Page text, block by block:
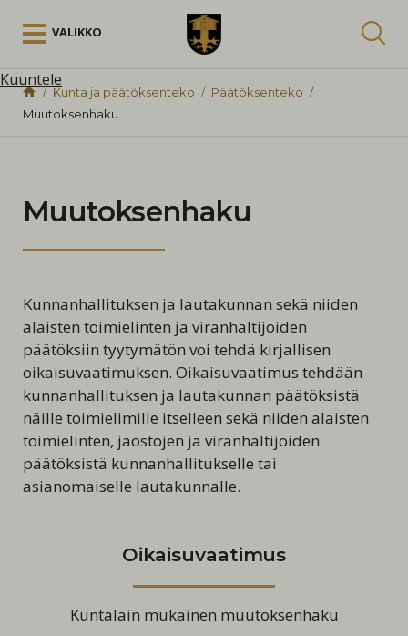
VALIKKO
Kuuntele
Kunta ja päätöksenteko
Päätöksenteko
Muutoksenhaku
Muutoksenhaku
Kunnanhallituksen ja lautakunnan sekä niiden
alaisten toimielinten ja viranhaltijoiden
päätöksiin tyytymätön voi tehdä kirjallisen
oikaisuvaatimuksen. Oikaisuvaatimus tehdään
kunnanhallituksen ja lautakunnan päätöksistä
näille toimielimille itselleen sekä niiden alaisten
toimielinten, jaostojen ja viranhaltijoiden
päätöksistä kunnanhallitukselle tai
asianomaiselle lautakunnalle.
Oikaisuvaatimus
Kuntalain mukainen muutoksenhaku